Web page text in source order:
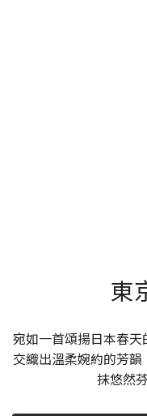
東
宛如一首頌揚日本春
交織出溫柔婉約的芳
抹悠然